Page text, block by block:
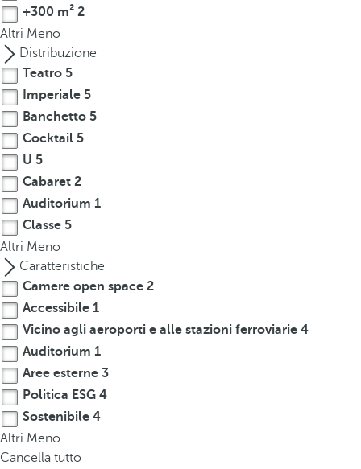
e
p
o
p
u
p
.
+300 m² 2
Altri Meno
Distribuzione
Teatro 5
Imperiale 5
Banchetto 5
Cocktail 5
U 5
Cabaret 2
Auditorium 1
Classe 5
Altri Meno
Caratteristiche
Camere open space 2
Accessibile 1
Vicino agli aeroporti e alle stazioni ferroviarie 4
Auditorium 1
Aree esterne 3
Politica ESG 4
Sostenibile 4
Altri Meno
Cancella tutto